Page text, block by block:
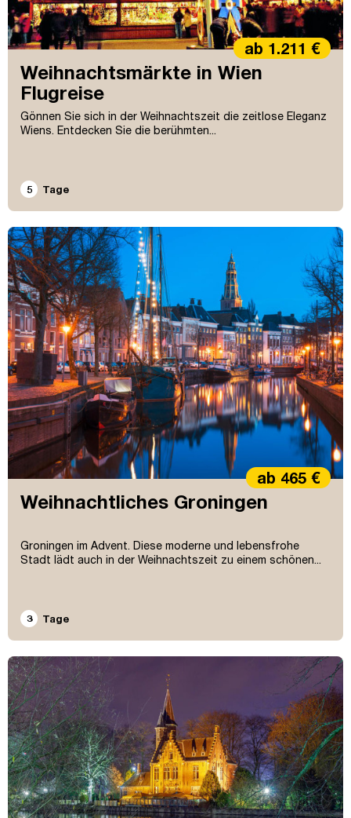
Weihnachtsmärkte in Wien
Flugreise
Gönnen Sie sich in der Weihnachtszeit die zeitlose Eleganz
Wiens. Entdecken Sie die berühmten...
ab 1.211 €
5 Tage
Weihnachtliches Groningen
Groningen im Advent. Diese moderne und lebensfrohe
Stadt lädt auch in der Weihnachtszeit zu einem schönen...
ab 465 €
3 Tage